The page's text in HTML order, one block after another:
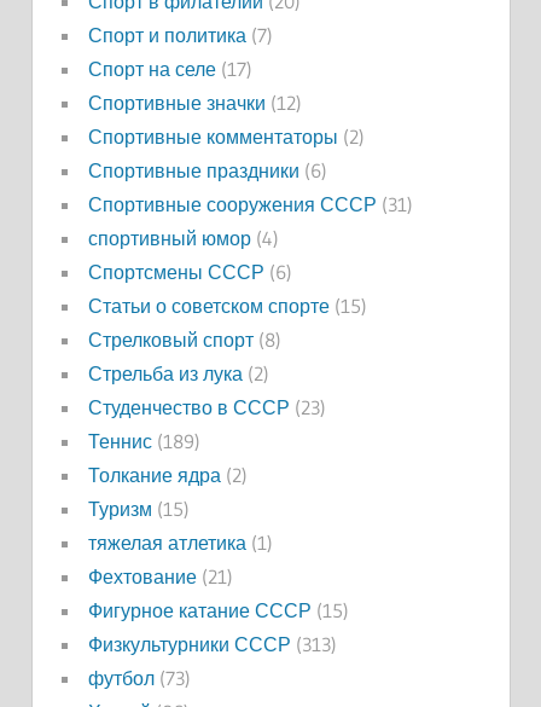
Спорт и политика (7)
Спорт на селе(17)
Спортивные значки (12)
Спортивные комментаторы (2)
Спортивные праздники (6)
Спортивные сооружения СССР (31)
спортивный юмор(4)
Спортсмены СССР (6)
Статьи о советском спорте(15)
Стрелковый спорт(8)
Стрельба из лука (2)
Студенчество в СССР (23)
Теннис(189)
Толкание ядра (2)
Туризм (15)
тяжелая атлетика (1)
Фехтование(21)
Фигурное катание СССР (15)
Физкультурники СССР (313)
футбол(73)